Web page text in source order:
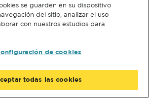
se guarden en su dispositivo
del sitio, analizar el uso
con nuestros estudios para
de cookies
todas las cookies